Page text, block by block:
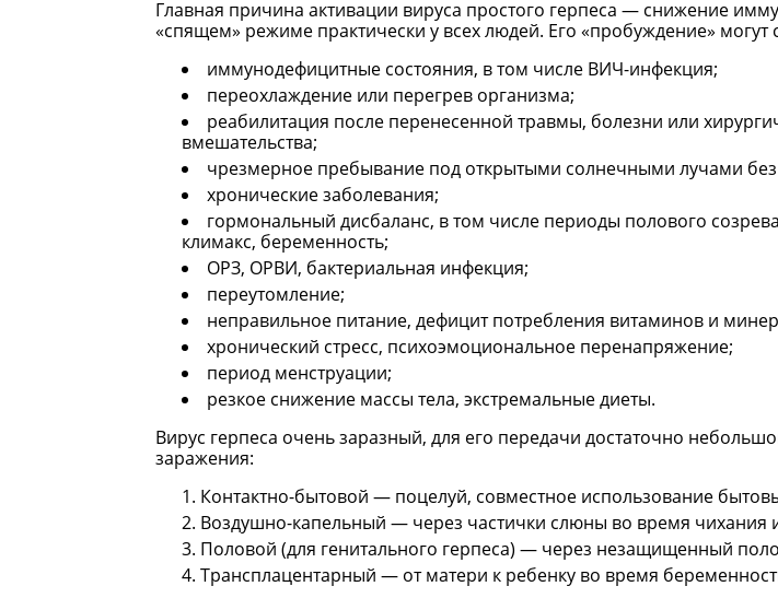
Главная причина активации вируса простого герпеса — снижение
«спящем» режиме практически у всех людей. Его «пробуждение»
иммунодефицитные состояния, в том числе ВИЧ-инфекция;
переохлаждение или перегрев организма;
реабилитация после перенесенной травмы, болезни или
вмешательства;
чрезмерное пребывание под открытыми солнечными лучами
хронические заболевания;
гормональный дисбаланс, в том числе периоды полового
климакс, беременность;
ОРЗ, ОРВИ, бактериальная инфекция;
переутомление;
неправильное питание, дефицит потребления витаминов и
хронический стресс, психоэмоциональное перенапряжение;
период менструации;
резкое снижение массы тела, экстремальные диеты.
Вирус герпеса очень заразный, для его передачи достаточно
заражения:
Контактно-бытовой — поцелуй, совместное использование
Воздушно-капельный — через частички слюны во время чихания
Половой (для генитального герпеса) — через незащищенный
Трансплацентарный — от матери к ребенку во время